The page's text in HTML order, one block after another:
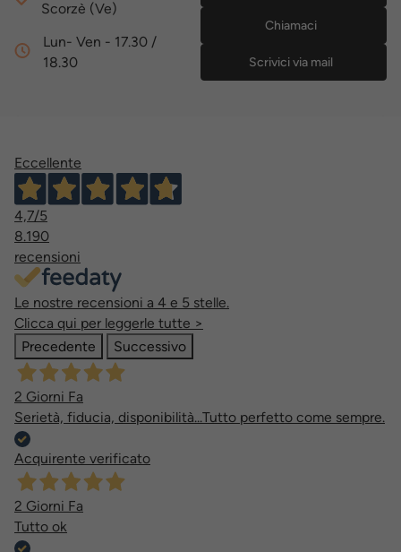
Scorzè (Ve)
Lun- Ven - 17.30 /
18.30
Chiamaci
Scrivici via mail
Eccellente
4,7/5
8.190
recensioni
Le nostre recensioni a 4 e 5 stelle.
Clicca qui per leggerle tutte >
Precedente
Successivo
2 Giorni Fa
Serietà, fiducia, disponibilità...Tutto perfetto come sempre.
Acquirente verificato
2 Giorni Fa
Tutto ok